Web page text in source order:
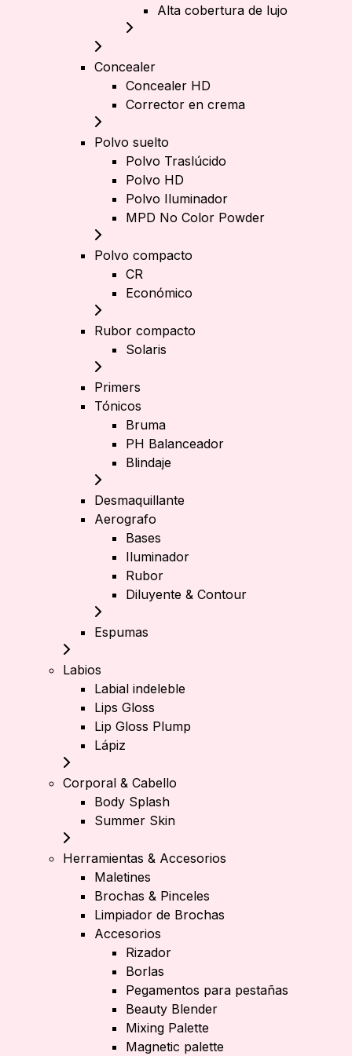
Alta cobertura de lujo
Concealer
Concealer HD
Corrector en crema
Polvo suelto
Polvo Traslúcido
Polvo HD
Polvo Iluminador
MPD No Color Powder
Polvo compacto
CR
Económico
Rubor compacto
Solaris
Primers
Tónicos
Bruma
PH Balanceador
Blindaje
Desmaquillante
Aerografo
Bases
Iluminador
Rubor
Diluyente & Contour
Espumas
Labios
Labial indeleble
Lips Gloss
Lip Gloss Plump
Lápiz
Corporal & Cabello
Body Splash
Summer Skin
Herramientas & Accesorios
Maletines
Brochas & Pinceles
Limpiador de Brochas
Accesorios
Rizador
Borlas
Pegamentos para pestañas
Beauty Blender
Mixing Palette
Magnetic palette